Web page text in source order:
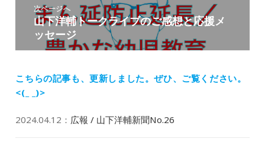
稿:
次ページへ
次
の
投
山下洋輔トークライブのご感想と応援メ
ッセージ
こちらの記事も、更新しました。ぜひ、ご覧ください。
<(_ _)>
2024.04.12 ： 広報 / 山下洋輔新聞No.26